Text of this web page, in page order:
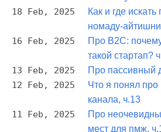
18 Feb, 2025
Как и где
номаду-
16 Feb, 2025
Про B2C:
такой стартап?
13 Feb, 2025 Про пассивный
12 Feb, 2025
Что я понял про
канала, ч.13
11 Feb, 2025
Про
мест для пмж,